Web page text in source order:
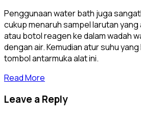
Penggunaan water bath juga
cukup menaruh sampel larutan
atau botol reagen ke dalam wadah
dengan air. Kemudian atur suhu
tombol antarmuka alat ini.
Read More
Leave a Reply